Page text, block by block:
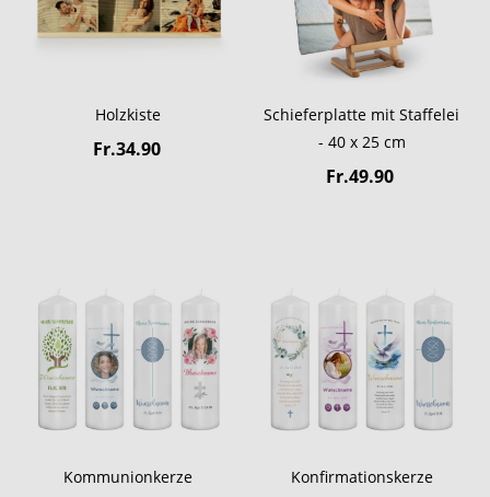
Holzkiste
Fr.34.90
Schieferplatte mit Staffelei
- 40 x 25 cm
Fr.49.90
Kommunionkerze Konfirmationskerze